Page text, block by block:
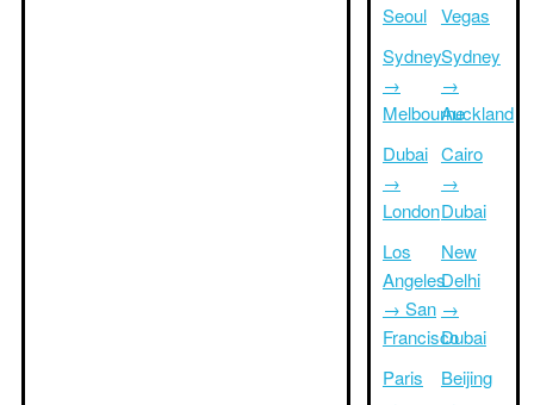
Seoul
Sydney
→
Melbourne
Dubai
→
London
Los
Angeles
→ San
Francisco
Paris
Vegas
Sydney
→
Auckland
Cairo
→
Dubai
New
Delhi
→
Dubai
Beijing